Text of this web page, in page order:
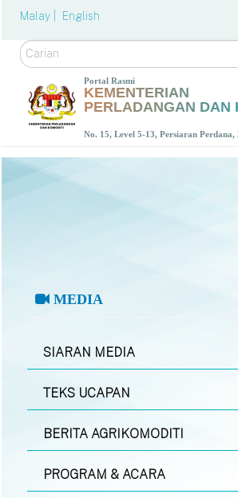
Malay | English
Carian
Portal Rasmi
KEMENTERIAN
PERLADANGAN DAN
No. 15, Level 5-13, Persiaran
MEDIA
SIARAN MEDIA
TEKS UCAPAN
BERITA AGRIKOMODITI
PROGRAM & ACARA